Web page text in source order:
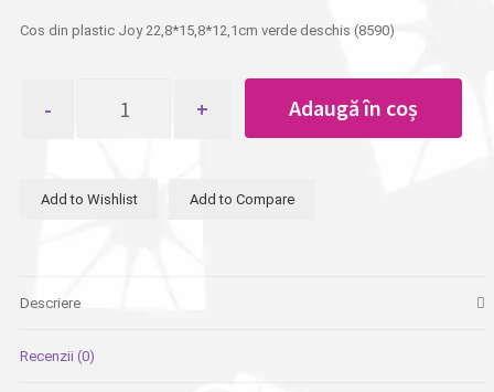
Cos din plastic Joy 22,8*15,8*12,1сm verde deschis (8590)
22,8*15,8*12,1сm
Adaugă în coș
Add to Wishlist Add to Compare
Descriere
Recenzii (0)